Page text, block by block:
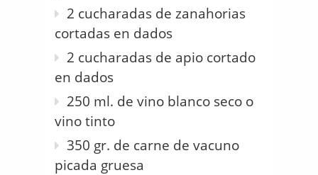
2 cucharadas de zanahorias
cortadas en dados
2 cucharadas de apio cortado
en dados
250 ml. de vino blanco seco o
vino tinto
350 gr. de carne de vacuno
picada gruesa